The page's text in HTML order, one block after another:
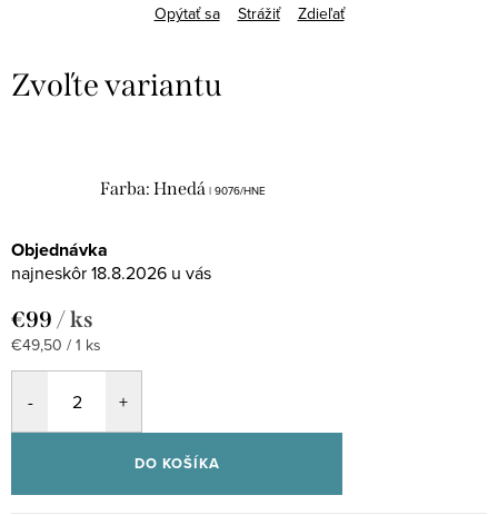
Opýtať sa
Strážiť Zdieľať
Farba: Hnedá | 9076/HNE
Objednávka
18.8.2026
€99 / ks
Jednotková
cena:
€49,50 / 1 ks
DO KOŠÍKA